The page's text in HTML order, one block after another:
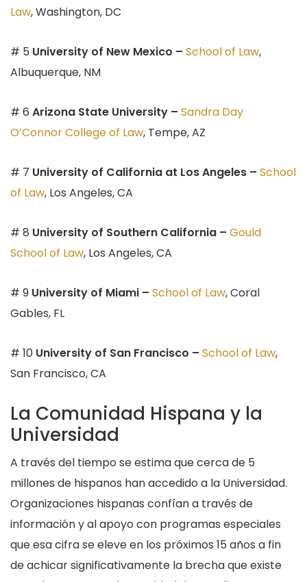
Law, Washington, DC
# 5 University of New Mexico – School of Law,
Albuquerque, NM
# 6 Arizona State University – Sandra Day
O’Connor College of Law, Tempe, AZ
# 7 University of California at Los Angeles – School
of Law, Los Angeles, CA
# 8 University of Southern California – Gould
School of Law, Los Angeles, CA
# 9 University of Miami – School of Law, Coral
Gables, FL
# 10 University of San Francisco – School of Law,
San Francisco, CA
La Comunidad Hispana y la
Universidad
A través del tiempo se estima que cerca de 5
millones de hispanos han accedido a la Universidad.
Organizaciones hispanas confían a través de
información y al apoyo con programas especiales
que esa cifra se eleve en los próximos 15 años a fin
de achicar significativamente la brecha que existe